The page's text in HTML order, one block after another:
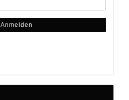
Anmelden